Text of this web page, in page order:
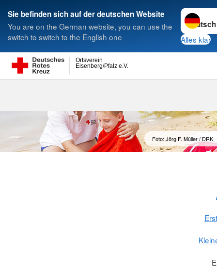
Sie befinden sich auf der deutschen Website
You are on the German website, you can use the
switch to switch to the English one
Sprache
Alles klar
Eisenberg/Pfalz e.V.
Ortsverein
Suche
Foto: Jörg F. Müller / DRK